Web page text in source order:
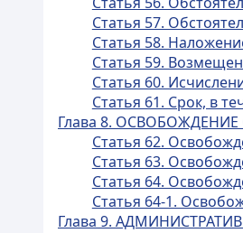
Статья 57.
Статья 58.
Статья 59.
Статья 60.
Статья 61. Срок, в
Глава 8.
Статья 62.
Статья 63.
Статья 64.
Статья 64-1.
Глава 9.